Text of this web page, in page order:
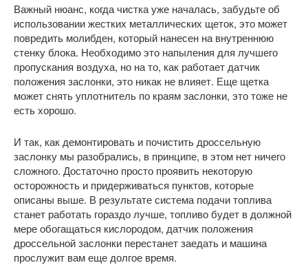
Важный нюанс, когда чистка уже началась, забудьте об
использовании жестких металлических щеток, это может
повредить молибден, который нанесен на внутреннюю
стенку блока. Необходимо это напыления для лучшего
пропускания воздуха, но на то, как работает датчик
положения заслонки, это никак не влияет. Еще щетка
может снять уплотнитель по краям заслонки, это тоже не
есть хорошо.
И так, как демонтировать и почистить дроссельную
заслонку мы разобрались, в принципе, в этом нет ничего
сложного. Достаточно просто проявить некоторую
осторожность и придерживаться пунктов, которые
описаны выше. В результате система подачи топлива
станет работать гораздо лучше, топливо будет в должной
мере обогащаться кислородом, датчик положения
дроссельной заслонки перестанет заедать и машина
прослужит вам еще долгое время.